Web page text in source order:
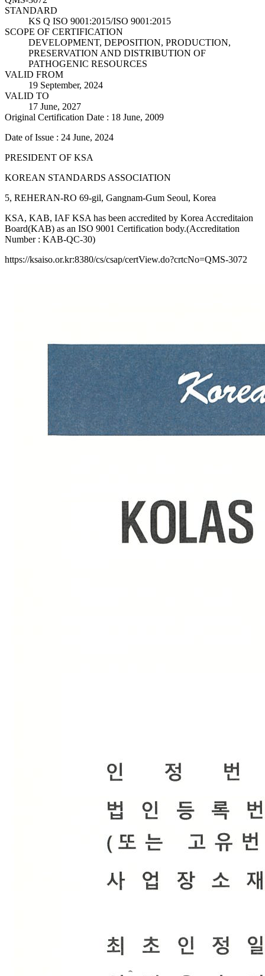
STANDARD
KS Q ISO 9001:2015/ISO 9001:2015
SCOPE OF CERTIFICATION
DEVELOPMENT, DEPOSITION, PRODUCTION,
PRESERVATION AND DISTRIBUTION OF
PATHOGENIC RESOURCES
VALID FROM
19 September, 2024
VALID TO
17 June, 2027
Original Certification Date : 18 June, 2009
Date of Issue : 24 June, 2024
PRESIDENT OF KSA
KOREAN STANDARDS ASSOCIATION
5, REHERAN-RO 69-gil, Gangnam-Gum Seoul, Korea
KSA, KAB, IAF KSA has been accredited by Korea Accreditaion
Board(KAB) as an ISO 9001 Certification body.(Accreditation
Number : KAB-QC-30)
https://ksaiso.or.kr:8380/cs/csap/certView.do?crtcNo=QMS-3072